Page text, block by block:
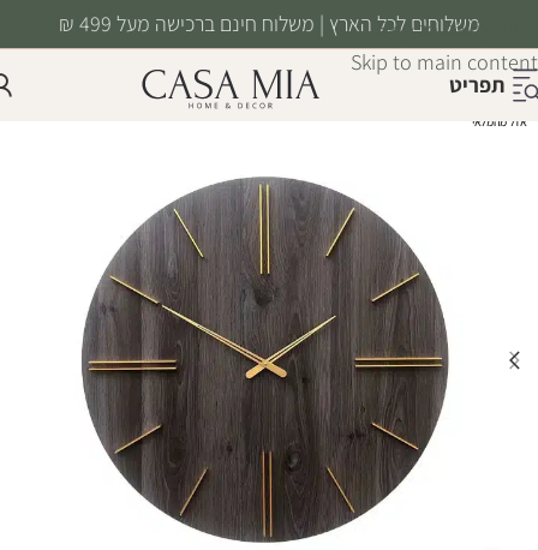
Skip to navigation
Skip to main content
משלוחים לכל הארץ | משלוח חינם ברכישה מעל 499 ₪
תפריט
אזל מהמלאי